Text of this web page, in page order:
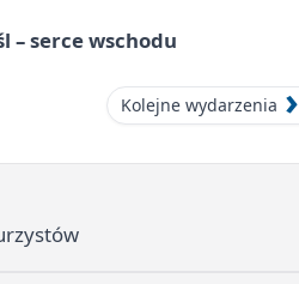
– serce wschodu
Kolejne wydarzenia